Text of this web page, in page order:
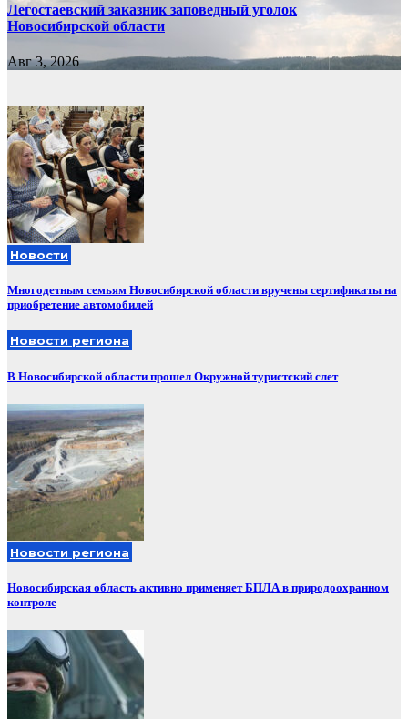
Легостаевский заказник заповедный уголок
Новосибирской области
Авг 3, 2026
Новости
Многодетным семьям Новосибирской области вручены сертификаты на
приобретение автомобилей
Новости региона
В Новосибирской области прошел Окружной туристский слет
Новости региона
Новосибирская область активно применяет БПЛА в природоохранном
контроле